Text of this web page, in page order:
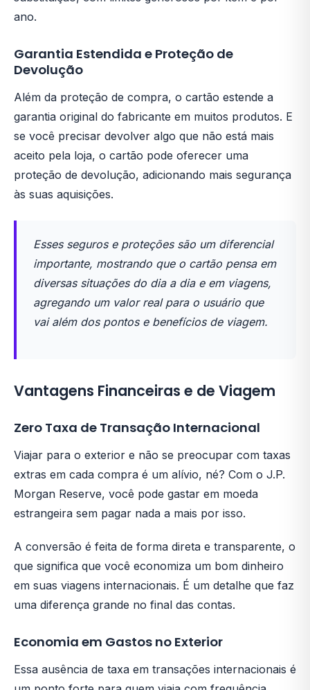
ano.
Garantia Estendida e Proteção de
Devolução
Além da proteção de compra, o cartão estende a
garantia original do fabricante em muitos produtos. E
se você precisar devolver algo que não está mais
aceito pela loja, o cartão pode oferecer uma
proteção de devolução, adicionando mais segurança
às suas aquisições.
Esses seguros e proteções são um diferencial
importante, mostrando que o cartão pensa em
diversas situações do dia a dia e em viagens,
agregando um valor real para o usuário que
vai além dos pontos e benefícios de viagem.
Vantagens Financeiras e de Viagem
Zero Taxa de Transação Internacional
Viajar para o exterior e não se preocupar com taxas
extras em cada compra é um alívio, né? Com o J.P.
Morgan Reserve, você pode gastar em moeda
estrangeira sem pagar nada a mais por isso.
A conversão é feita de forma direta e transparente, o
que significa que você economiza um bom dinheiro
em suas viagens internacionais. É um detalhe que faz
uma diferença grande no final das contas.
Economia em Gastos no Exterior
Essa ausência de taxa em transações internacionais é